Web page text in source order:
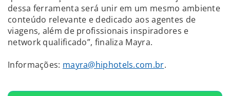
dessa ferramenta será unir em um mesmo ambiente
conteúdo relevante e dedicado aos agentes de
viagens, além de profissionais inspiradores e
network qualificado”, finaliza Mayra.
Informações: mayra@hiphotels.com.br.